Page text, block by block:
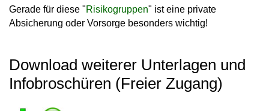
Gerade für diese "Risikogruppen" ist eine private
Absicherung oder Vorsorge besonders wichtig!
Download weiterer Unterlagen und
Infobroschüren (Freier Zugang)